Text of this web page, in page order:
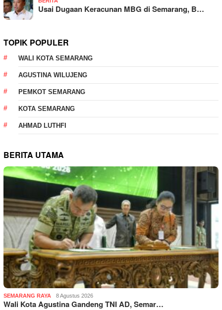
Usai Dugaan Keracunan MBG di Semarang, B…
TOPIK POPULER
WALI KOTA SEMARANG
AGUSTINA WILUJENG
PEMKOT SEMARANG
KOTA SEMARANG
AHMAD LUTHFI
BERITA UTAMA
SEMARANG RAYA 8 Agustus 2026
Wali Kota Agustina Gandeng TNI AD, Semar…